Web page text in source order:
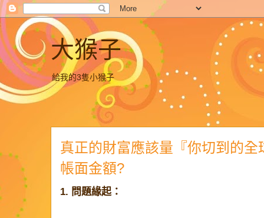
大猴子
給我的3隻小猴子
真正的財富應該量『你切到的
帳面金額?
1. 問題緣起：